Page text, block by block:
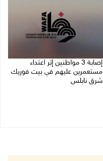
إصابة 3 مواطنين إثر اعتداء
مستعمرين عليهم في بيت فوريك
شرق نابلس